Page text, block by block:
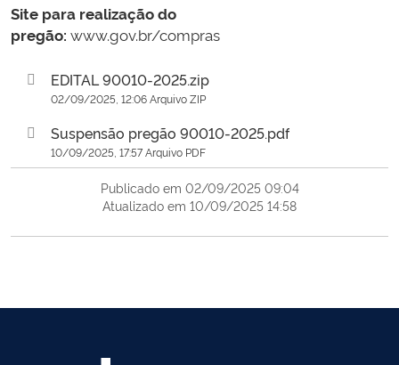
Site para realização do
pregão: www.gov.br/compras
EDITAL 90010-2025.zip
02/09/2025, 12:06 Arquivo ZIP
Suspensão pregão 90010-2025.pdf
10/09/2025, 17:57 Arquivo PDF
Publicado em 02/09/2025 09:04
Atualizado em 10/09/2025 14:58